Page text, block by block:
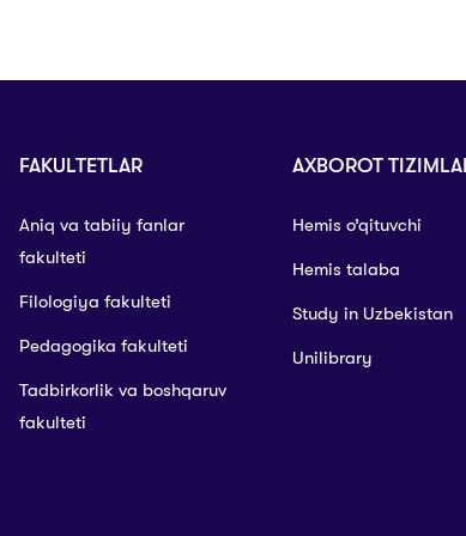
FAKULTETLAR
Aniq va tabiiy fanlar
fakulteti
Filologiya fakulteti
Pedagogika fakulteti
Tadbirkorlik va boshqaruv
fakulteti
AXBOROT
Hemis o’qituvchi
Hemis talaba
Study in Uzbekistan
Unilibrary